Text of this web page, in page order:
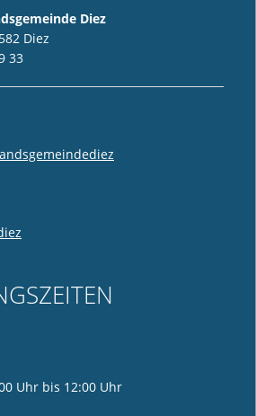
Diez
Diez
33
bis 12:00 Uhr